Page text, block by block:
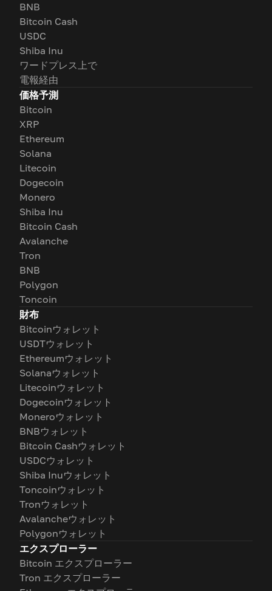
BNB
Bitcoin Cash
USDC
Shiba Inu
ワードプレス上で
電報経由
価格予測
Bitcoin
XRP
Ethereum
Solana
Litecoin
Dogecoin
Monero
Shiba Inu
Bitcoin Cash
Avalanche
Tron
BNB
Polygon
Toncoin
財布
Bitcoinウォレット
USDTウォレット
Ethereumウォレット
Solanaウォレット
Litecoinウォレット
Dogecoinウォレット
Moneroウォレット
BNBウォレット
Bitcoin Cashウォレット
USDCウォレット
Shiba Inuウォレット
Toncoinウォレット
Tronウォレット
Avalancheウォレット
Polygonウォレット
エクスプローラー
Bitcoin エクスプローラー
Tron エクスプローラー